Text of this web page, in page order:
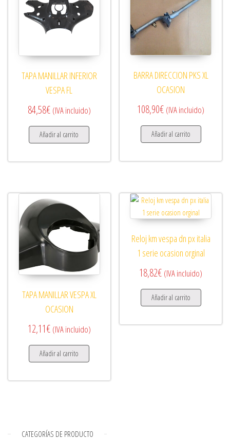
TAPA MANILLAR INFERIOR
VESPA FL
84,58€ (IVA incluido)
Añadir al carrito
BARRA DIRECCION PKS XL
OCASION
108,90€ (IVA incluido)
Añadir al carrito
TAPA MANILLAR VESPA XL
OCASION
12,11€ (IVA incluido)
Añadir al carrito
Reloj km vespa dn px italia
1 serie ocasion orginal
18,82€ (IVA incluido)
Añadir al carrito
CATEGORÍAS DE PRODUCTO